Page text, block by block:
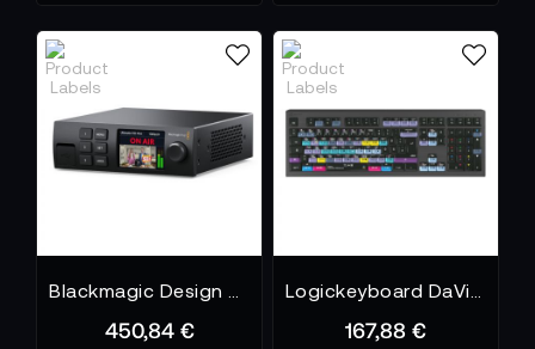
Workflows regelmäßig nutzt, profitiert enorm von
Hardware-Keyern oder integrierten Mischer-Keying-
Funktionen – besonders im Live-Betrieb.
450,84 € 167,88 €